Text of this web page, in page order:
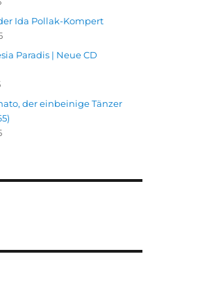
Ida Pollak-Kompert
Paradis | Neue CD
der einbeinige Tänzer